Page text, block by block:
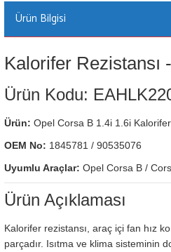
Ürün Bilgisi
Kalorifer Rezistansı
Ürün Kodu:
Ürün: Opel Corsa B 1.4i 1.6i
OEM No: 1845781 / 90535076
Uyumlu Araçlar: Opel Corsa B /
Ürün Açıklaması
Kalorifer rezistansı, araç içi fan hız
parçadır. Isıtma ve klima sisteminin